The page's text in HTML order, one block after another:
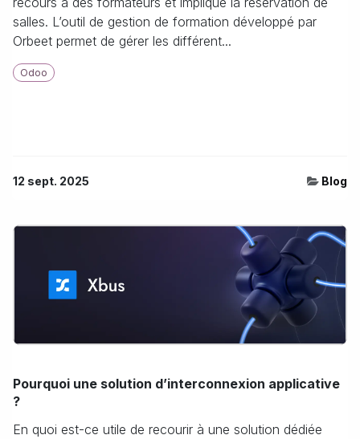
salles. L’outil de gestion de formation développé par
Orbeet permet de gérer les différent...
Odoo
12 sept. 2025 Blog
Pourquoi une solution d’interconnexion applicative
?
En quoi est-ce utile de recourir à une solution dédiée